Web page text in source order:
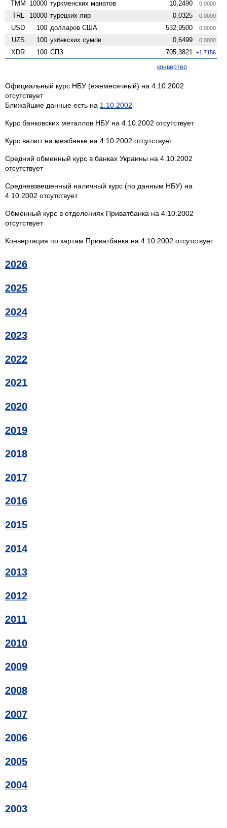
TMM 10000 туркменских манатов 10,2490 0.0000
TRL 10000 турецких лир 0,0325 0.0000
USD 100 долларов США 532,9500 0.0000
UZS 100 узбекских сумов 0,6499 0.0000
XDR 100 СПЗ 705,3821 +1.7156
конвертер
Официальный курс НБУ (ежемесячный) на 4.10.2002
отсутствует
Ближайшие данные есть на 1.10.2002
Курс банковских металлов НБУ на 4.10.2002 отсутствует
Курс валют на межбанке на 4.10.2002 отсутствует
Средний обменный курс в банках Украины на 4.10.2002
отсутствует
Средневзвешенный наличный курс (по данным НБУ) на
4.10.2002 отсутствует
Обменный курс в отделениях Приватбанка на 4.10.2002
отсутствует
Конвертация по картам Приватбанка на 4.10.2002 отсутствует
2026
2025
2024
2023
2022
2021
2020
2019
2018
2017
2016
2015
2014
2013
2012
2011
2010
2009
2008
2007
2006
2005
2004
2003